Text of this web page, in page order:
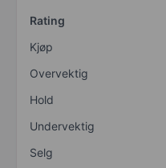
Rating
Kjøp
Overvektig
Hold
Undervektig
Selg